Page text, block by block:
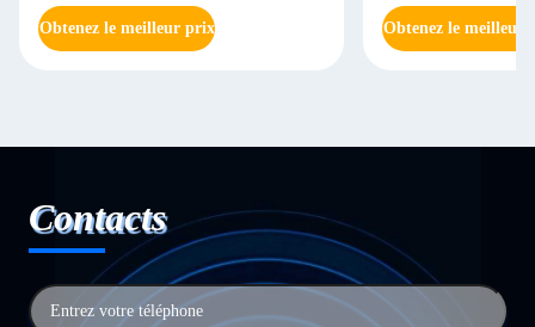
Obtenez le meilleur prix Obtenez le
Contacts